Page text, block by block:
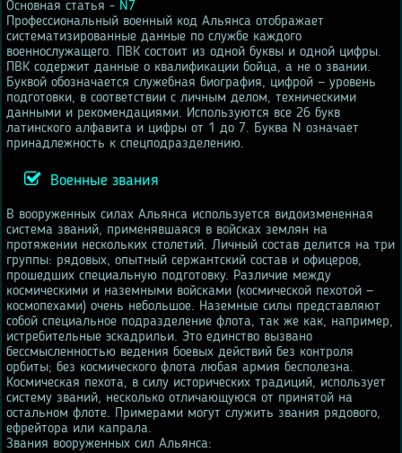
Основная статья - N7
Профессиональный военный код Альянса отображает
систематизированные данные по службе каждого
военнослужащего. ПВК состоит из одной буквы и одной цифры.
ПВК содержит данные о квалификации бойца, а не о звании.
Буквой обозначается служебная биография, цифрой — уровень
подготовки, в соответствии с личным делом, техническими
данными и рекомендациями. Используются все 26 букв
латинского алфавита и цифры от 1 до 7. Буква N означает
принадлежность к спецподразделению.
Военные звания
В вооруженных силах Альянса используется видоизмененная
система званий, применявшаяся в войсках землян на
протяжении нескольких столетий. Личный состав делится на три
группы: рядовых, опытный сержантский состав и офицеров,
прошедших специальную подготовку. Различие между
космическими и наземными войсками (космической пехотой —
космопехами) очень небольшое. Наземные силы представляют
собой специальное подразделение флота, так же как, например,
истребительные эскадрильи. Это единство вызвано
бессмысленностью ведения боевых действий без контроля
орбиты; без космического флота любая армия бесполезна.
Космическая пехота, в силу исторических традиций, использует
систему званий, несколько отличающуюся от принятой на
остальном флоте. Примерами могут служить звания рядового,
ефрейтора или капрала.
Звания вооруженных сил Альянса: